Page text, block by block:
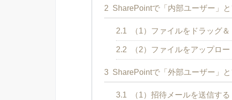
2 SharePointで「内部ユーザー」
2.1 （1）ファイルをドラッグ
2.2 （2）ファイルをアップロー
3 SharePointで「外部ユーザー」
3.1 （1）招待メールを送信する